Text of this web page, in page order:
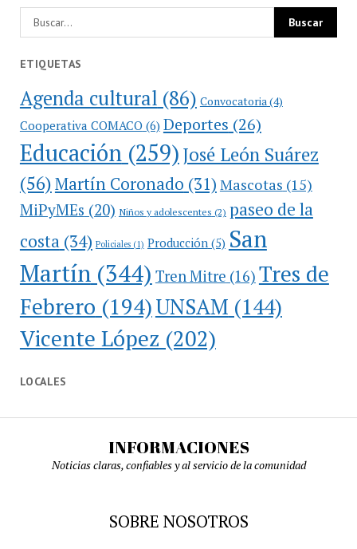
ETIQUETAS
Agenda cultural (86) Convocatoria (4)
Cooperativa COMACO(6) Deportes (26)
Educación(259)José León Suárez
(56)Martín Coronado (31) Mascotas (15)
MiPyMEs (20) Niños y adolescentes (2) paseo de la
costa(34) Policiales(1) Producción(5) San
Martín(344) Tren Mitre (16) Tres de
Febrero (194)UNSAM (144)
Vicente López (202)
LOCALES
INFORMACIONES
Noticias claras, confiables y al servicio de la comunidad
SOBRE NOSOTROS